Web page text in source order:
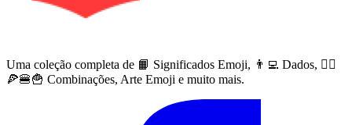
Uma coleção completa de 📙 Significados Emoji, 👨‍💻 Dados, 🙅‍♀️
🍕🍔🍟 Combinações, Arte Emoji e muito mais.